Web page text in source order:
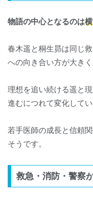
物語の中心となるのは
春木遥と桐生昴は同じ
への向き合い方が大きく
理想を追い続ける遥と
進むにつれて変化してい
若手医師の成長と信頼
そうです。
救急・消防・警察